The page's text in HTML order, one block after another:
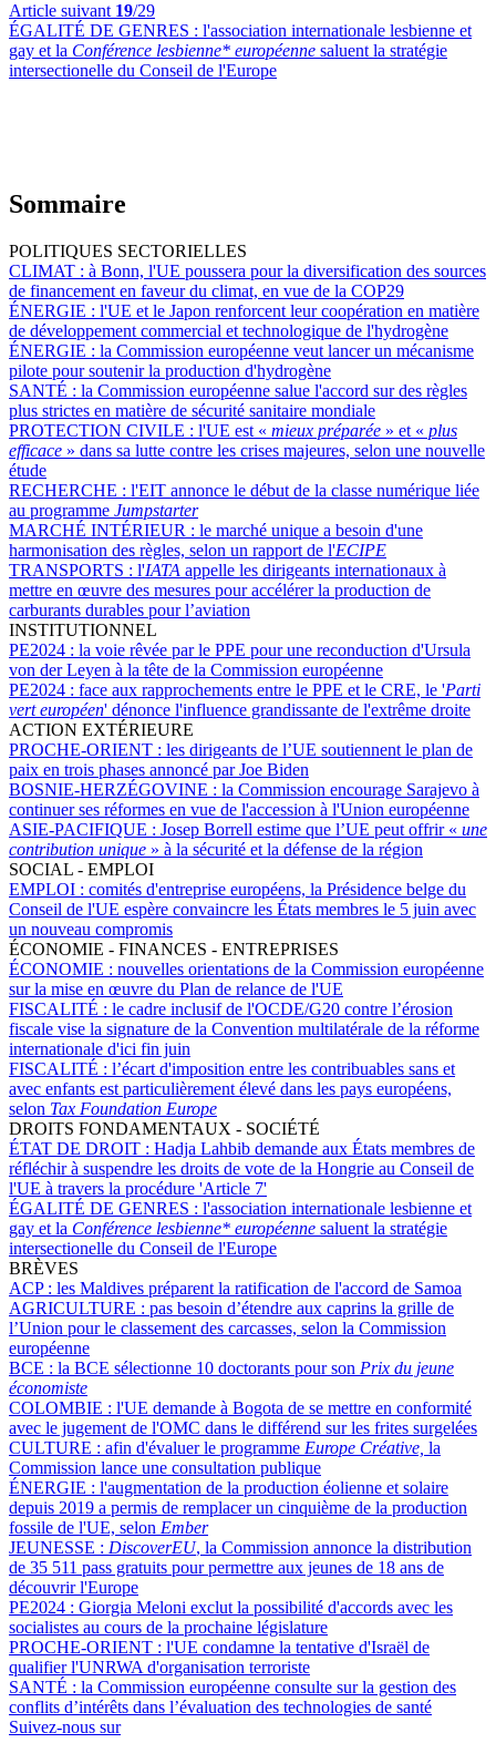
Article suivant 19/29
ÉGALITÉ DE GENRES : l'association internationale lesbienne et
gay et la Conférence lesbienne* européenne saluent la stratégie
intersectionelle du Conseil de l'Europe
Sommaire
POLITIQUES SECTORIELLES
CLIMAT : à Bonn, l'UE poussera pour la diversification des sources
de financement en faveur du climat, en vue de la COP29
ÉNERGIE : l'UE et le Japon renforcent leur coopération en matière
de développement commercial et technologique de l'hydrogène
ÉNERGIE : la Commission européenne veut lancer un mécanisme
pilote pour soutenir la production d'hydrogène
SANTÉ : la Commission européenne salue l'accord sur des règles
plus strictes en matière de sécurité sanitaire mondiale
PROTECTION CIVILE : l'UE est « mieux préparée » et « plus
efficace » dans sa lutte contre les crises majeures, selon une nouvelle
étude
RECHERCHE : l'EIT annonce le début de la classe numérique liée
au programme Jumpstarter
MARCHÉ INTÉRIEUR : le marché unique a besoin d'une
harmonisation des règles, selon un rapport de l'ECIPE
TRANSPORTS : l'IATA appelle les dirigeants internationaux à
mettre en œuvre des mesures pour accélérer la production de
carburants durables pour l’aviation
INSTITUTIONNEL
PE2024 : la voie rêvée par le PPE pour une reconduction d'Ursula
von der Leyen à la tête de la Commission européenne
PE2024 : face aux rapprochements entre le PPE et le CRE, le 'Parti
vert européen' dénonce l'influence grandissante de l'extrême droite
ACTION EXTÉRIEURE
PROCHE-ORIENT : les dirigeants de l’UE soutiennent le plan de
paix en trois phases annoncé par Joe Biden
BOSNIE-HERZÉGOVINE : la Commission encourage Sarajevo à
continuer ses réformes en vue de l'accession à l'Union européenne
ASIE-PACIFIQUE : Josep Borrell estime que l’UE peut offrir « une
contribution unique » à la sécurité et la défense de la région
SOCIAL - EMPLOI
EMPLOI : comités d'entreprise européens, la Présidence belge du
Conseil de l'UE espère convaincre les États membres le 5 juin avec
un nouveau compromis
ÉCONOMIE - FINANCES - ENTREPRISES
ÉCONOMIE : nouvelles orientations de la Commission européenne
sur la mise en œuvre du Plan de relance de l'UE
FISCALITÉ : le cadre inclusif de l'OCDE/G20 contre l’érosion
fiscale vise la signature de la Convention multilatérale de la réforme
internationale d'ici fin juin
FISCALITÉ : l’écart d'imposition entre les contribuables sans et
avec enfants est particulièrement élevé dans les pays européens,
selon Tax Foundation Europe
DROITS FONDAMENTAUX - SOCIÉTÉ
ÉTAT DE DROIT : Hadja Lahbib demande aux États membres de
réfléchir à suspendre les droits de vote de la Hongrie au Conseil de
l'UE à travers la procédure 'Article 7'
ÉGALITÉ DE GENRES : l'association internationale lesbienne et
gay et la Conférence lesbienne* européenne saluent la stratégie
intersectionelle du Conseil de l'Europe
BRÈVES
ACP : les Maldives préparent la ratification de l'accord de Samoa
AGRICULTURE : pas besoin d’étendre aux caprins la grille de
l’Union pour le classement des carcasses, selon la Commission
européenne
BCE : la BCE sélectionne 10 doctorants pour son Prix du jeune
économiste
COLOMBIE : l'UE demande à Bogota de se mettre en conformité
avec le jugement de l'OMC dans le différend sur les frites surgelées
CULTURE : afin d'évaluer le programme Europe Créative, la
Commission lance une consultation publique
ÉNERGIE : l'augmentation de la production éolienne et solaire
depuis 2019 a permis de remplacer un cinquième de la production
fossile de l'UE, selon Ember
JEUNESSE : DiscoverEU, la Commission annonce la distribution
de 35 511 pass gratuits pour permettre aux jeunes de 18 ans de
découvrir l'Europe
PE2024 : Giorgia Meloni exclut la possibilité d'accords avec les
socialistes au cours de la prochaine législature
PROCHE-ORIENT : l'UE condamne la tentative d'Israël de
qualifier l'UNRWA d'organisation terroriste
SANTÉ : la Commission européenne consulte sur la gestion des
conflits d’intérêts dans l’évaluation des technologies de santé
Suivez-nous sur